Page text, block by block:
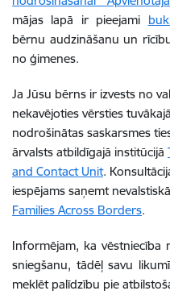
mājas lapā ir pieejami
bērnu audzināšanu un
no ģimenes.
Ja Jūsu bērns ir izvests no
nekavējoties vērsties
nodrošinātas saskarsmes
ārvalsts atbildīgajā institūcijā
and Contact Unit.
iespējams saņemt
Families Across Borders.
Informējam, ka vēstniecība
sniegšanu, tādēļ savu
meklēt palīdzību pie